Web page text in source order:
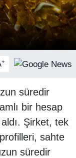
+
süredir
bir hesap
Şirket, tek
sahte
süredir